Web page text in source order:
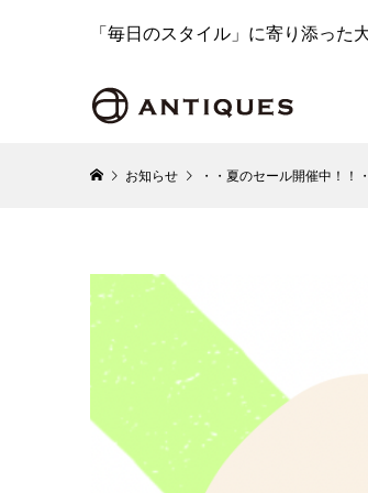
「毎日のスタイル」に寄り添っ
お知らせ ・・夏のセール開催中！！